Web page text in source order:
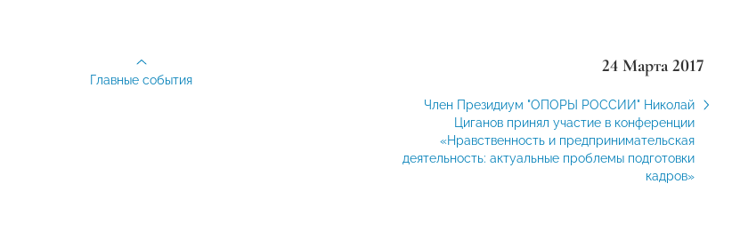
24 Марта 2017
Член Президиум "ОПОРЫ РОССИИ" Николай
Циганов принял участие в конференции
«Нравственность и предпринимательская
деятельность: актуальные проблемы подготовки
кадров»
Главные события